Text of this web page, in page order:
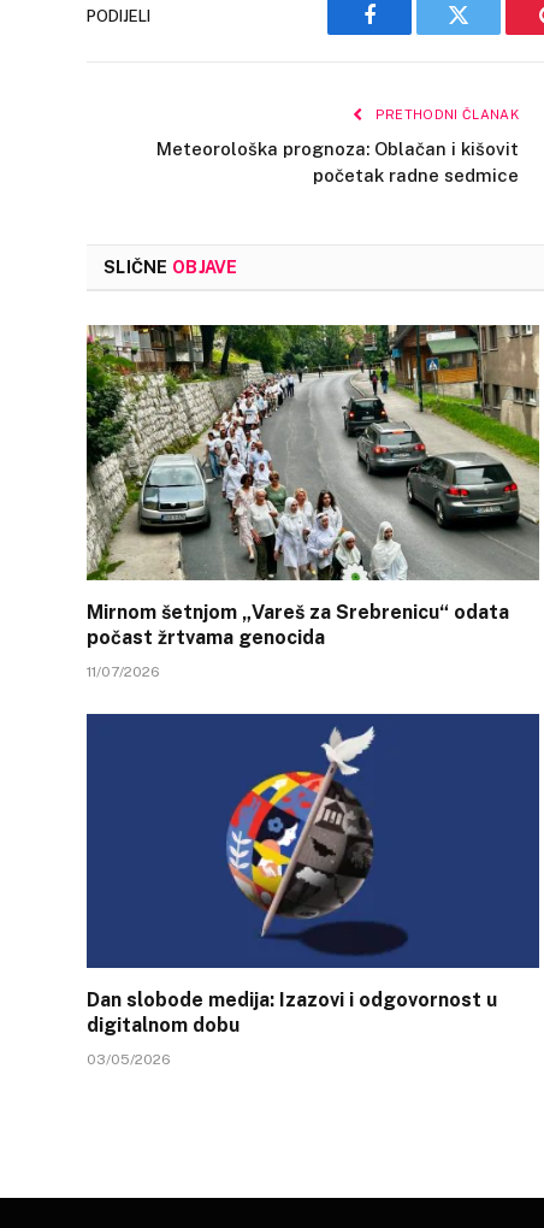
PODIJELI
Facebook Twitter
PRETHODNI ČLANAK
Meteorološka prognoza: Oblačan i kišovit
početak radne sedmice
SLIČNE OBJAVE
Mirnom šetnjom „Vareš za Srebrenicu“ odata
počast žrtvama genocida
11/07/2026
Dan slobode medija: Izazovi i odgovornost u
digitalnom dobu
03/05/2026